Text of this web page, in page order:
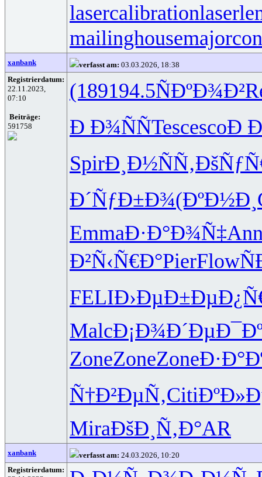
lasercalibration
mailinghouse
xanbank verfasst am: 03.03.2026, 18:38
Registrierdatum:
22.11.2023,
07:10
Beiträge:
591758
(189194.5ÑÐºÐ¾Ð²
Ð Ð¾ÑÑTescescoÐ
SpirÐ¸Ð½ÑÑ‚
Ð´ÑƒÐ±Ð¾(ÐºÐ½Ð¸
EmmaÐ·Ð°Ð¾Ñ‡
Ð²Ñ‹Ñ€Ð°PierFlow
FELIÐ›ÐµÐ±Ðµ
MalcÐ¡Ð¾Ð´Ðµ
ZoneZoneZone
Ñ†Ð²ÐµÑ‚Citi
MiraÐšÐ¸Ñ‚Ð°AR
xanbank verfasst am: 24.03.2026, 10:20
Registrierdatum: